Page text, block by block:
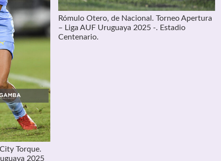
Torque.
2025
Rómulo Otero, de Nacional. Torneo Apertura
– Liga AUF Uruguaya 2025 -. Estadio
Centenario.